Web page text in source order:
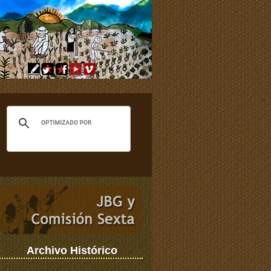
Archivo Histórico